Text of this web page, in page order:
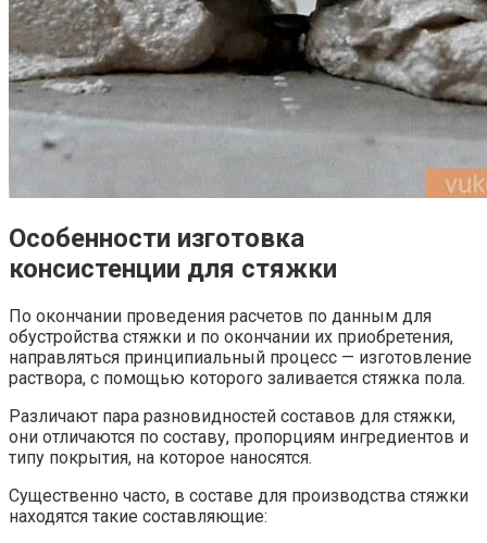
Особенности изготовка
консистенции для стяжки
По окончании проведения расчетов по данным для
обустройства стяжки и по окончании их приобретения,
направляться принципиальный процесс — изготовление
раствора, с помощью которого заливается стяжка пола.
Различают пара разновидностей составов для стяжки,
они отличаются по составу, пропорциям ингредиентов и
типу покрытия, на которое наносятся.
Существенно часто, в составе для производства стяжки
находятся такие составляющие: